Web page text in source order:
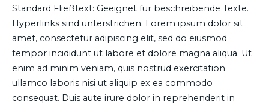
Standard Fließtext: Geeignet für beschreibende Texte.
Hyperlinks sind unterstrichen. Lorem ipsum dolor sit
amet, consectetur adipiscing elit, sed do eiusmod
tempor incididunt ut labore et dolore magna aliqua. Ut
enim ad minim veniam, quis nostrud exercitation
ullamco laboris nisi ut aliquip ex ea commodo
consequat. Duis aute irure dolor in reprehenderit in